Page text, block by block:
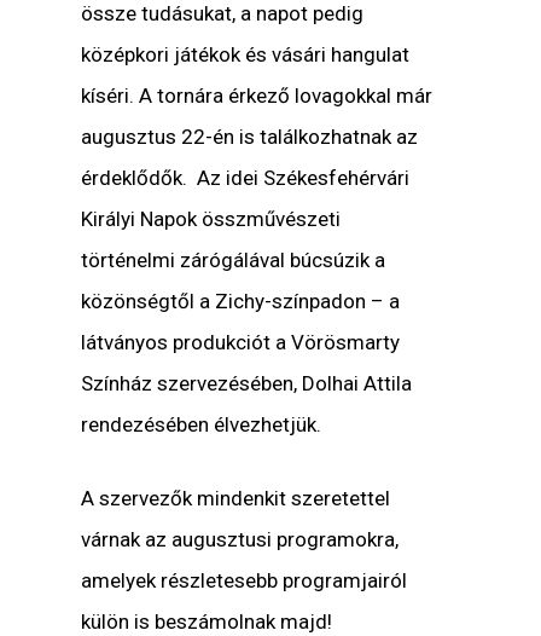
össze tudásukat, a napot pedig
középkori játékok és vásári hangulat
kíséri. A tornára érkező lovagokkal már
augusztus 22-én is találkozhatnak az
érdeklődők. Az idei Székesfehérvári
Királyi Napok összművészeti
történelmi zárógálával búcsúzik a
közönségtől a Zichy-színpadon – a
látványos produkciót a Vörösmarty
Színház szervezésében, Dolhai Attila
rendezésében élvezhetjük.
A szervezők mindenkit szeretettel
várnak az augusztusi programokra,
amelyek részletesebb programjairól
külön is beszámolnak majd!